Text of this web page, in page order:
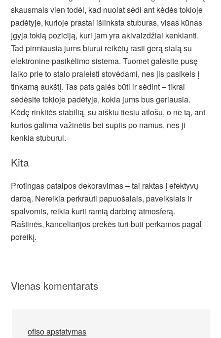
skausmais vien todėl, kad nuolat sėdi ant kėdės tokioje
padėtyje, kurioje prastai išlinksta stuburas, visas kūnas
įgyja tokią poziciją, kuri jam yra akivaizdžiai kenkianti.
Tad pirmiausia jums biurui reikėtų rasti gerą stalą su
elektronine pasikėlimo sistema. Tuomet galėsite pusę
laiko prie to stalo praleisti stovėdami, nes jis pasikels į
tinkamą aukštį. Tas pats galės būti ir sėdint – tikrai
sėdėsite tokioje padėtyje, kokia jums bus geriausia.
Kėdę rinkitės stabilią, su aiškiu tiesiu atlošu, o ne tą, ant
kurios galima važinėtis bei suptis po namus, nes ji
kenkia stuburui.
Kita
Protingas patalpos dekoravimas – tai raktas į efektyvų
darbą. Nereikia perkrauti papuošalais, paveikslais ir
spalvomis, reikia kurti ramią darbinę atmosferą.
Raštinės, kanceliarijos prekės turi būti perkamos pagal
poreikį.
Vienas komentarats
ofiso apstatymas